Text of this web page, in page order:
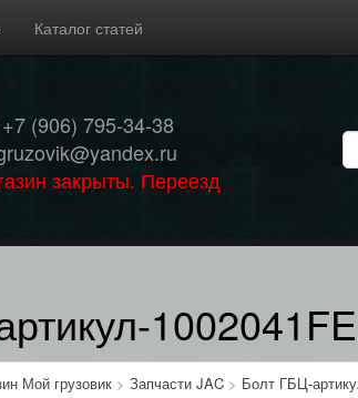
Каталог статей
(906) 795-34-38
закрыты. Переезд
Мой грузовик> Запчасти JAC> Болт ГБЦ-